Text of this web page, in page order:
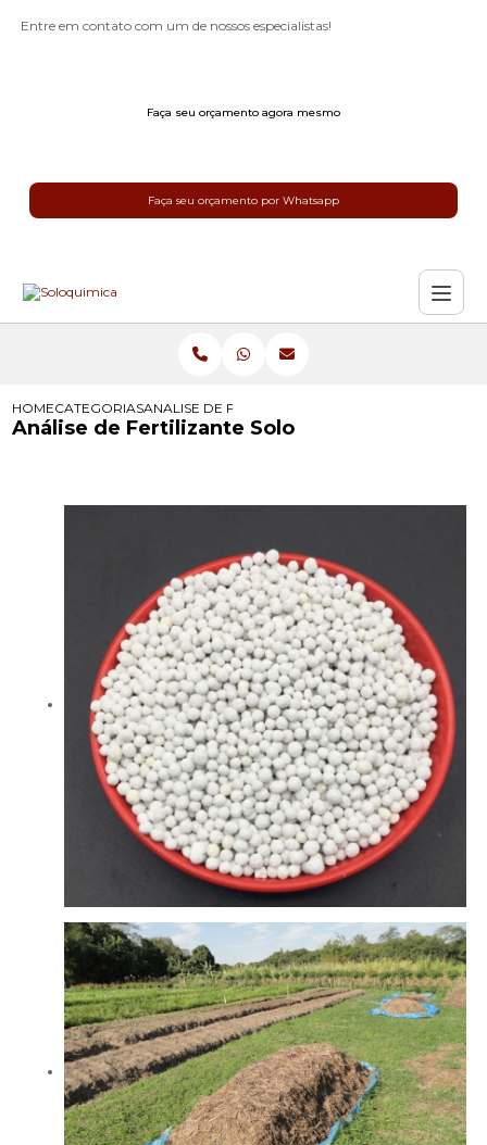
Entre em contato com um de nossos especialistas!
Faça seu orçamento agora mesmo
Faça seu orçamento por Whatsapp
HOMECATEGORIASANALISE DE FERTILIZANTE SOLO
Análise de Fertilizante Solo